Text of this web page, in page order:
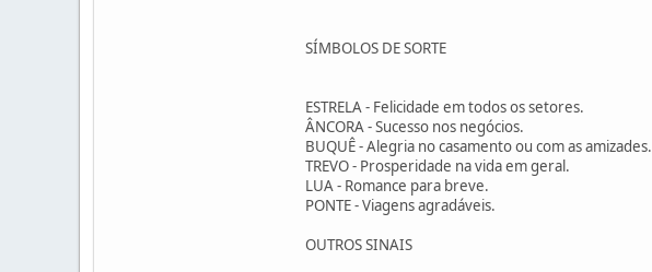
SÍMBOLOS DE SORTE
ESTRELA - Felicidade em todos os setores.
ÂNCORA - Sucesso nos negócios.
BUQUÊ - Alegria no casamento ou com as amizades.
TREVO - Prosperidade na vida em geral.
LUA - Romance para breve.
PONTE - Viagens agradáveis.
OUTROS SINAIS